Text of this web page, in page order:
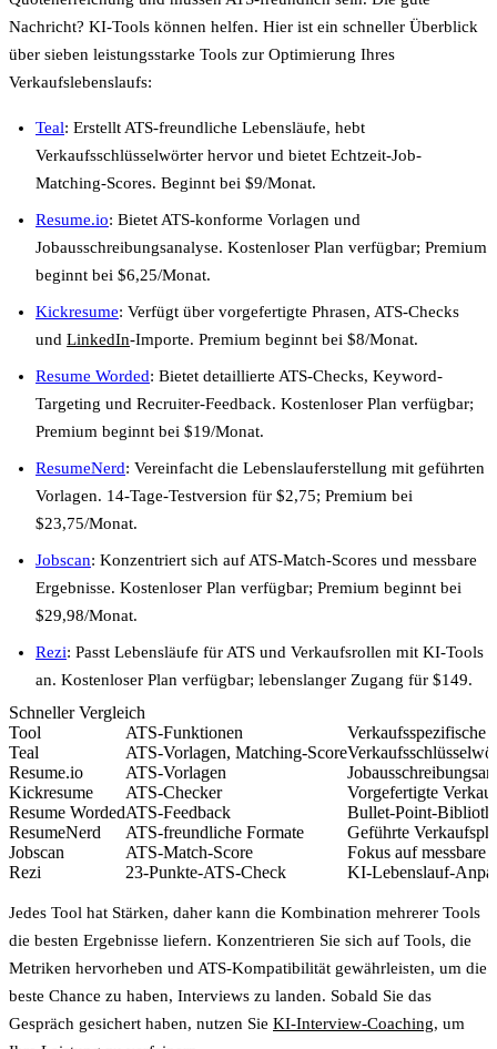
Nachricht? KI-Tools können helfen. Hier ist ein schneller Überblick
über sieben leistungsstarke Tools zur Optimierung Ihres
Verkaufslebenslaufs:
Teal: Erstellt ATS-freundliche Lebensläufe, hebt
Verkaufsschlüsselwörter hervor und bietet Echtzeit-Job-
Matching-Scores. Beginnt bei $9/Monat.
Resume.io: Bietet ATS-konforme Vorlagen und
Jobausschreibungsanalyse. Kostenloser Plan verfügbar; Premium
beginnt bei $6,25/Monat.
Kickresume: Verfügt über vorgefertigte Phrasen, ATS-Checks
und LinkedIn-Importe. Premium beginnt bei $8/Monat.
Resume Worded: Bietet detaillierte ATS-Checks, Keyword-
Targeting und Recruiter-Feedback. Kostenloser Plan verfügbar;
Premium beginnt bei $19/Monat.
ResumeNerd: Vereinfacht die Lebenslauferstellung mit geführten
Vorlagen. 14-Tage-Testversion für $2,75; Premium bei
$23,75/Monat.
Jobscan: Konzentriert sich auf ATS-Match-Scores und messbare
Ergebnisse. Kostenloser Plan verfügbar; Premium beginnt bei
$29,98/Monat.
Rezi: Passt Lebensläufe für ATS und Verkaufsrollen mit KI-Tools
an. Kostenloser Plan verfügbar; lebenslanger Zugang für $149.
Schneller Vergleich
Tool
ATS-Funktionen
Verkaufsspezifische
Teal
ATS-Vorlagen, Matching-Score
Resume.io
ATS-Vorlagen
Kickresume
ATS-Checker
Vorgefertigte
Resume WordedATS-Feedback
Bullet-Point-
ResumeNerd
ATS-freundliche Formate
Geführte
Jobscan
ATS-Match-Score
Fokus auf messbare
Rezi
23-Punkte-ATS-Check KI-Lebenslauf-
Jedes Tool hat Stärken, daher kann die Kombination mehrerer Tools
die besten Ergebnisse liefern. Konzentrieren Sie sich auf Tools, die
Metriken hervorheben und ATS-Kompatibilität gewährleisten, um die
beste Chance zu haben, Interviews zu landen. Sobald Sie das
Gespräch gesichert haben, nutzen Sie KI-Interview-Coaching, um